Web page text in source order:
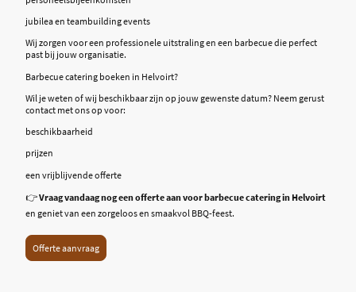
jubilea en teambuilding events
Wij zorgen voor een professionele uitstraling en een barbecue die perfect
past bij jouw organisatie.
Barbecue catering boeken in Helvoirt?
Wil je weten of wij beschikbaar zijn op jouw gewenste datum? Neem gerust
contact met ons op voor:
beschikbaarheid
prijzen
een vrijblijvende offerte
👉Vraag vandaag nog een offerte aan voor barbecue catering in Helvoirt
en geniet van een zorgeloos en smaakvol BBQ-feest.
Offerte aanvraag